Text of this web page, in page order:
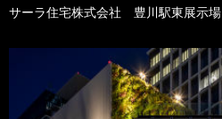
サーラ住宅株式会社 豊川駅東展示場